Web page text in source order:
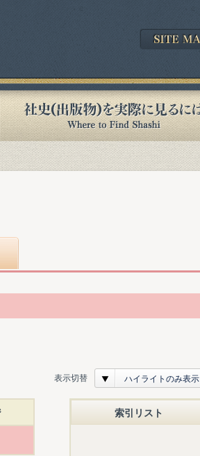
表示切替 ハイライトのみ表示
索引リスト